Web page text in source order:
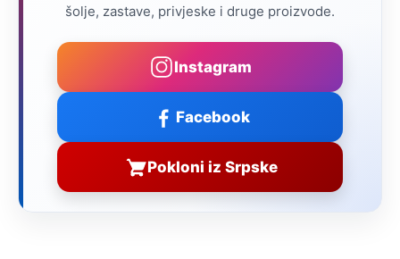
šolje, zastave, privjeske i druge proizvode.
Instagram
Facebook
Pokloni iz Srpske